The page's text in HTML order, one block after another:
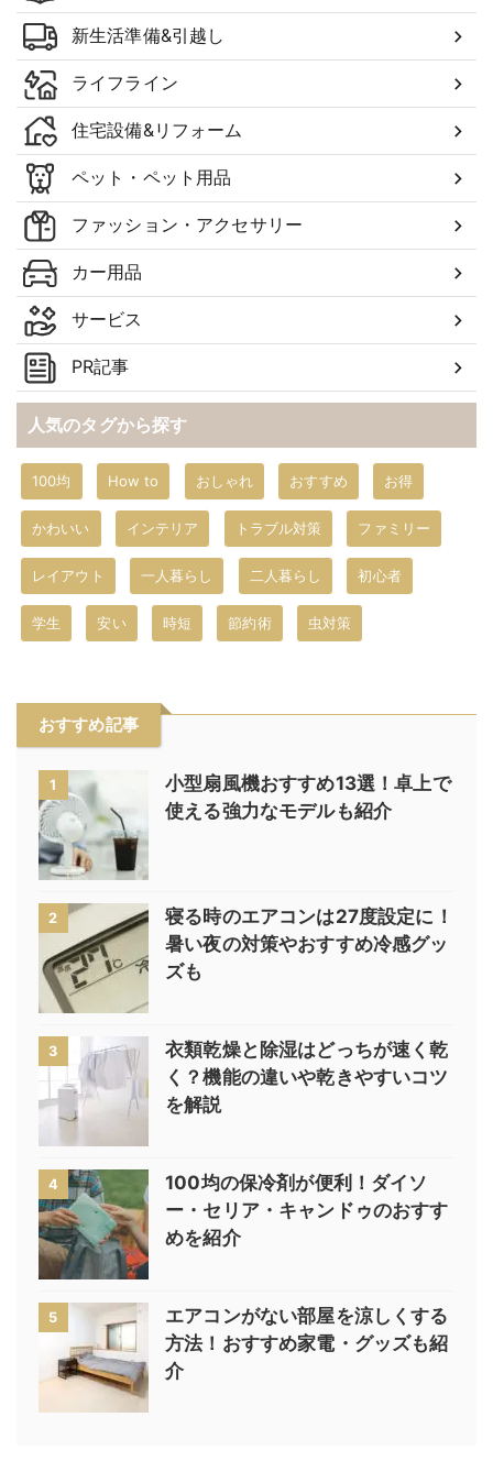
新生活準備&引越し
ライフライン
住宅設備&リフォーム
ペット・ペット用品
ファッション・アクセサリー
カー用品
サービス
PR記事
人気のタグから探す
100均 How to おしゃれ おすすめ お得
かわいい インテリア トラブル対策 ファミリー
レイアウト 一人暮らし 二人暮らし 初心者
学生 安い 時短 節約術 虫対策
おすすめ記事
1
小型扇風機おすすめ13選！卓上で
使える強力なモデルも紹介
2
寝る時のエアコンは27度設定に！
暑い夜の対策やおすすめ冷感グッ
ズも
3
衣類乾燥と除湿はどっちが速く乾
く？機能の違いや乾きやすいコツ
を解説
4
100均の保冷剤が便利！ダイソ
ー・セリア・キャンドゥのおすす
めを紹介
5
エアコンがない部屋を涼しくする
方法！おすすめ家電・グッズも紹
介